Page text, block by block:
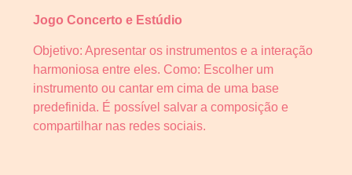
Jogo Concerto e Estúdio
Objetivo: Apresentar os instrumentos e a interação
harmoniosa entre eles. Como: Escolher um
instrumento ou cantar em cima de uma base
predefinida. É possível salvar a composição e
compartilhar nas redes sociais.